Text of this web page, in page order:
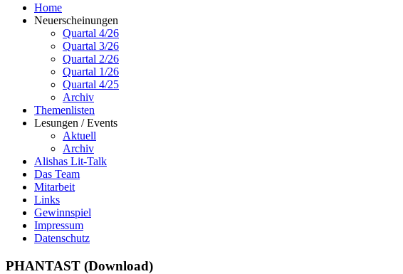
Home
Neuerscheinungen
Quartal 4/26
Quartal 3/26
Quartal 2/26
Quartal 1/26
Quartal 4/25
Archiv
Themenlisten
Lesungen / Events
Aktuell
Archiv
Alishas Lit-Talk
Das Team
Mitarbeit
Links
Gewinnspiel
Impressum
Datenschutz
PHANTAST (Download)